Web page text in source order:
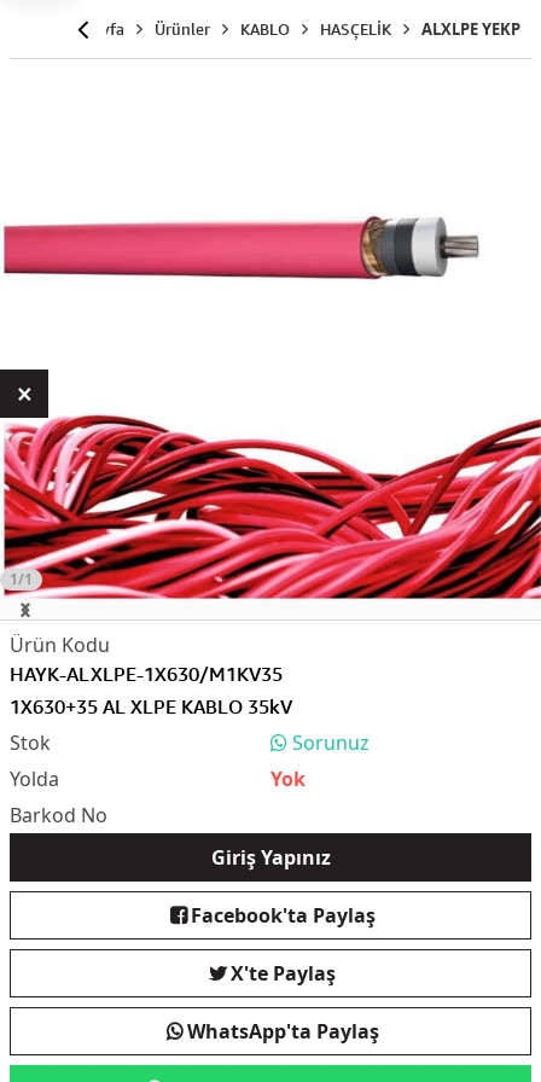
Anasayfa Ürünler KABLO HASÇELİK ALXLPE YEKP
1/1
HAYK-ALXLPE-1X630/M1KV35
1X630+35 AL XLPE KABLO 35kV
Sorunuz
Yok
Giriş Yapınız
Facebook'ta Paylaş
X'te Paylaş
WhatsApp'ta Paylaş
×